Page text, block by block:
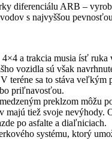
diferenciálu ARB –
s najvyššou
a trakcia musia ísť
vozidla sú však
teréne sa to stáva veľkým
priľnavosťou.
preklzom môžu
majú tiež svoje nevýhody.
po asfalte a diaľniciach.
systému, ktorý